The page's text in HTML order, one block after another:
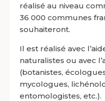
réalisé au niveau
36 000 communes
souhaiteront.
Il est réalisé avec
naturalistes ou avec
(botanistes,
mycologues,
entomologistes, etc.).